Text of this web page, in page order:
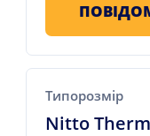
Типорозмір
Nitto